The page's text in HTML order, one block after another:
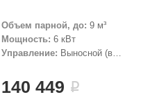
Объем парной, до: 9 м³
Мощность: 6 кВт
Управление: Выносной (в
140 449 i